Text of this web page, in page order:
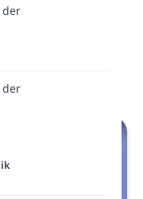
ablaufen. In
zum
es!
der
der